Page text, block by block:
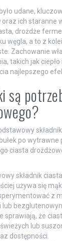
udane,
oraz ich staranne
drożdże
węgla, a to z
Zachowanie
takich jak ciepło
najlepszego
są
po wytrawne
ciasta
składnik
używa się
z
lub
sprawiają, że
lub
dostępności.